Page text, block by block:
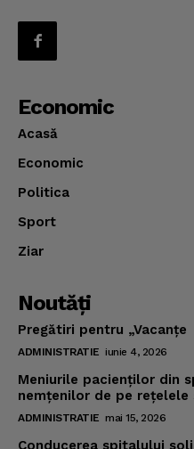
Economic
Acasă
Economic
Politica
Sport
Ziar
Noutăţi
Pregătiri pentru
ADMINISTRATIE iunie 4, 2026
Meniurile pacienţilor din
nemţenilor de pe reţelele
ADMINISTRATIE mai 15, 2026
Conducerea spitalului